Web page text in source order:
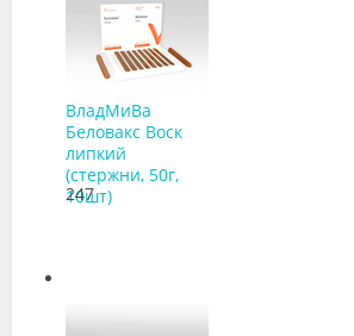
ВладМиВа
Беловакс Воск
липкий
(стержни, 50г,
10шт)
247